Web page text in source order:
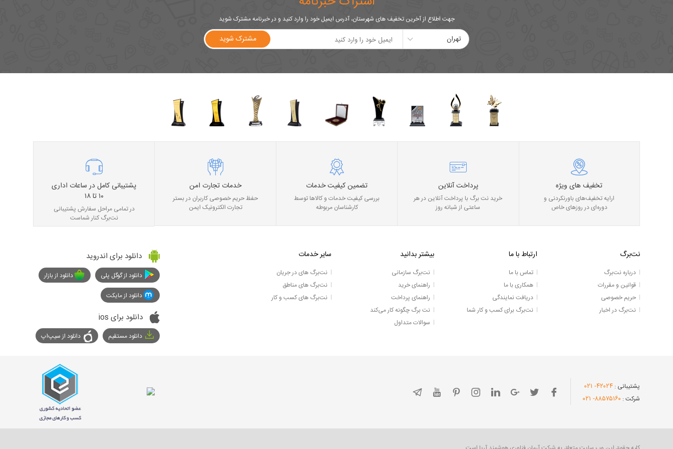
جهت اطلاع از آخرین تخفیف های شهرستان، آدرس ایمیل خود را وارد کنید و در خبرنامه مشترک شوید
تهران مشترک شوید
تخفیف های ویژه
ارایه تخفیف‌های باورنکردنی و
دوره‌ای در روز‌های خاص
پرداخت آنلاین
خرید نت برگ با پرداخت آنلاین در هر
ساعتی از شبانه روز
تضمین کیفیت خدمات
بررسی کیفیت خدمات و کالاها توسط
کارشناسان مربوطه
خدمات تجارت امن
حفظ حریم خصوصی کاربران در بستر
تجارت الکترونیک ایمن
پشتیبانی کامل در ساعات اداری
۱۰ تا ۱۸
در تمامی مراحل سفارش پشتیبانی
نت‌برگ کنار شماست
دانلود برای اندروید
دانلود از گوگل پلی
دانلود از بازار
دانلود از مایکت
دانلود برای ios
دانلود مستقیم دانلود از سیپ‌اپ
نت‌برگ
درباره نت‌برگ
قوانین و مقررات
حریم خصوصی
نت‌برگ در اخبار
ارتباط با ما
تماس با ما
همکاری با ما
دریافت نمایندگی
نت‌برگ برای کسب و کار شما
بیشتر بدانید
نت‌برگ سازمانی
راهنمای خرید
راهنمای پرداخت
نت برگ چگونه کار می‌کند
سوالات متداول
سایر خدمات
نت‌برگ های در جریان
نت‌برگ های مناطق
نت‌برگ های کسب و کار
پشتیبانی : ۴۲۰۲۴- ۰۲۱
شرکت : ۸۸۵۷۵۱۶۰- ۰۲۱